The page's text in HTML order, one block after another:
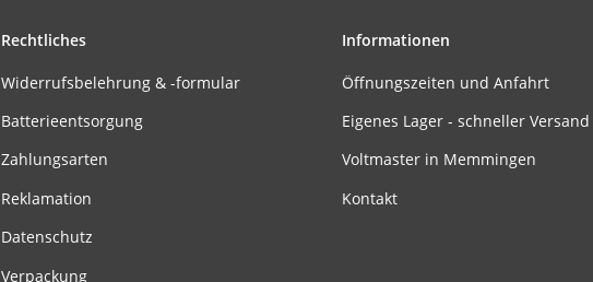
Rechtliches
Widerrufsbelehrung & -formular
Batterieentsorgung
Zahlungsarten
Reklamation
Datenschutz
Verpackung
Informationen
Öffnungszeiten und Anfahrt
Eigenes Lager - schneller Versand
Voltmaster in Memmingen
Kontakt